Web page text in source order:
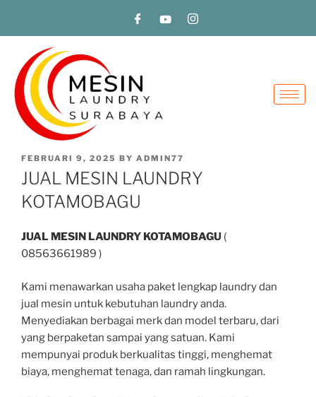
FEBRUARI 9, 2025 BY ADMIN77
JUAL MESIN LAUNDRY
KOTAMOBAGU
JUAL MESIN LAUNDRY KOTAMOBAGU (
08563661989 )
Kami menawarkan usaha paket lengkap laundry dan
jual mesin untuk kebutuhan laundry anda.
Menyediakan berbagai merk dan model terbaru, dari
yang berpaketan sampai yang satuan. Kami
mempunyai produk berkualitas tinggi, menghemat
biaya, menghemat tenaga, dan ramah lingkungan.